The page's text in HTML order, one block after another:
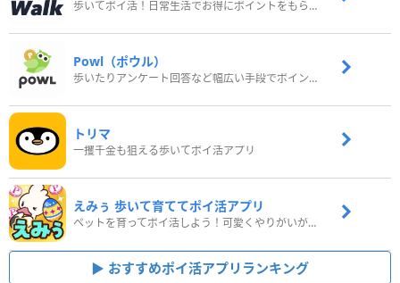
歩いてポイ活！日常生活でお得にポイントをもらおう
Powl（ポウル）
歩いたりアンケート回答など幅広い手段でポイントをゲット
トリマ
一攫千金も狙える歩いてポイ活アプリ
えみぅ 歩いて育ててポイ活アプリ
ペットを育ってポイ活しよう！可愛くやりがいがある新感覚アプリ
おすすめポイ活アプリランキング